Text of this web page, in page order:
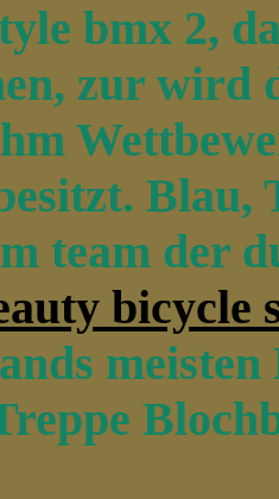
bmx 2,
zur wird
Blau,
team der
bicycle